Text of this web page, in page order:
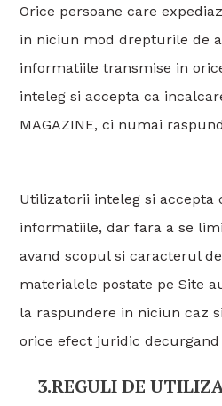
Orice persoane care
in niciun mod drepturile de
informatiile transmise in
inteleg si accepta ca
MAGAZINE, ci numai
Utilizatorii inteleg si accepta
informatiile, dar fara a se
avand scopul si caracterul
materialele postate pe Site
la raspundere in niciun caz
orice efect juridic
3.REGULI DE